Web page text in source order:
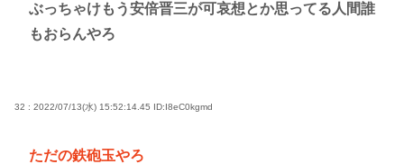
ぶっちゃけもう安倍晋三が可哀想とか思ってる人間誰
もおらんやろ
32 : 2022/07/13(水) 15:52:14.45 ID:I8eC0kgmd
ただの鉄砲玉やろ